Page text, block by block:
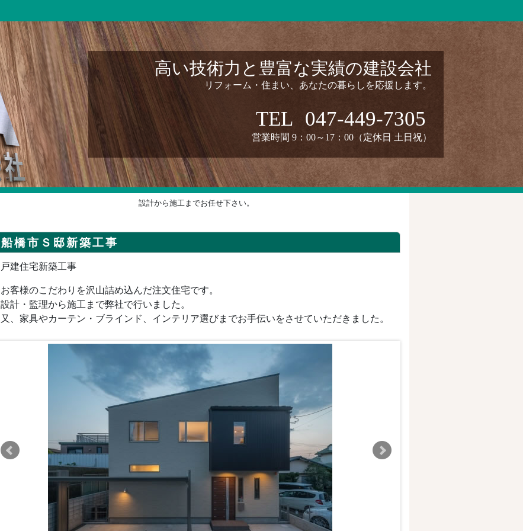
高い技術力と豊富な実績の建設会社
リフォーム・住まい、あなたの暮らしを応援します。
TEL 047-449-7305
営業時間 9：00～17：00（定休日 土日祝）
設計から施工までお任せ下さい。
船橋市Ｓ邸新築工事
戸建住宅新築工事
お客様のこだわりを沢山詰め込んだ注文住宅です。
設計・監理から施工まで弊社で行いました。
又、家具やカーテン・ブラインド、インテリア選びまでお手伝いをさせていただきました。